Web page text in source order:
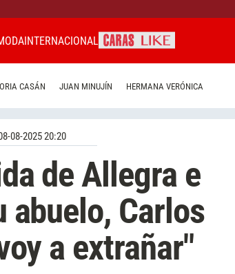
INTERNACIONAL
CASÁN JUAN MINUJÍN HERMANA VERÓNICA
08-2025 20:20
de Allegra e
abuelo, Carlos
a extrañar"